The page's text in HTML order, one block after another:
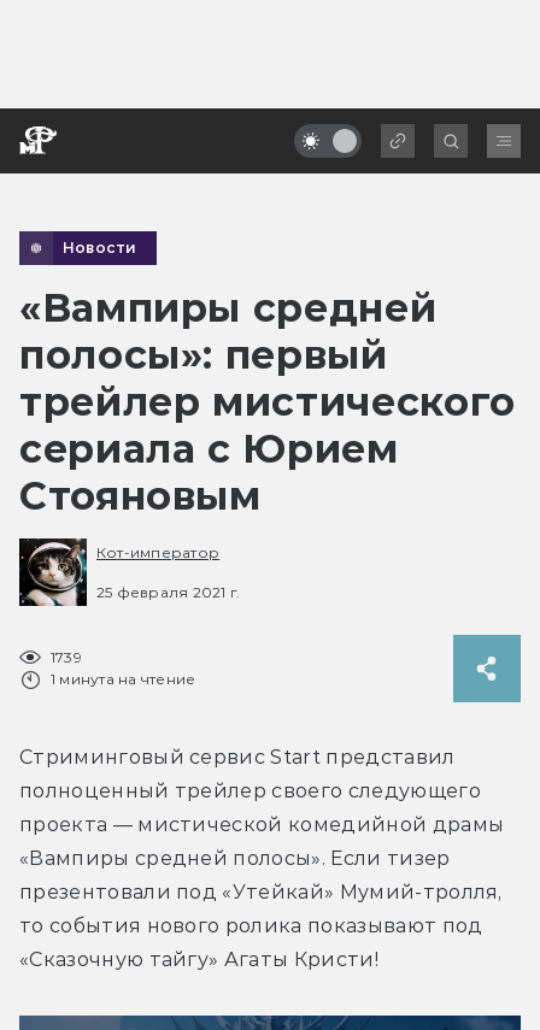
Новости
«Вампиры средней
полосы»: первый
трейлер мистического
сериала с Юрием
Стояновым
Кот-император
25 февраля 2021 г.
1739
1 минута на чтение
Стриминговый сервис Start представил
полноценный трейлер своего следующего
проекта — мистической комедийной драмы
«Вампиры средней полосы». Если тизер
презентовали под «Утейкай» Мумий-тролля,
то события нового ролика показывают под
«Сказочную тайгу» Агаты Кристи!